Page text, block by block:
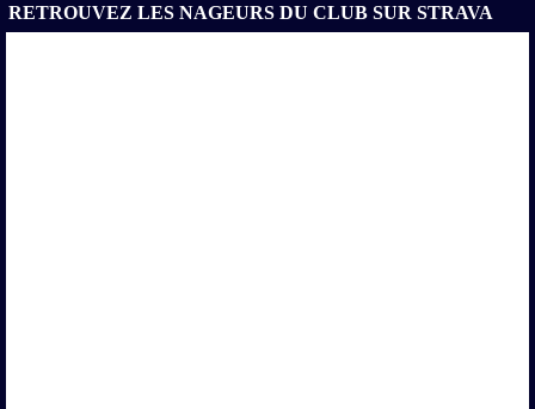
RETROUVEZ LES NAGEURS DU CLUB SUR STRAVA